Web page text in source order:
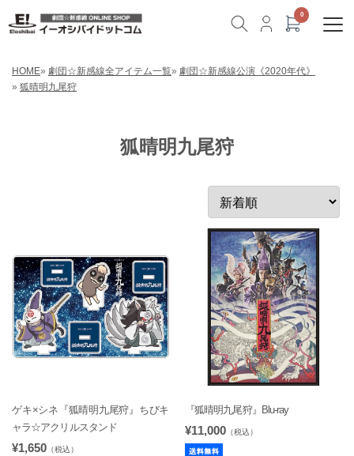
HOME» 劇団☆新感線全アイテム一覧» 劇団☆新感線公演《2020年代》
» 狐晴明九尾狩
狐晴明九尾狩
ゲキ×シネ『狐晴明九尾狩』ちびキ
ャラ☆アクリルスタンド
¥1,650 （税込）
『狐晴明九尾狩』Blu-ray
¥11,000 （税込）